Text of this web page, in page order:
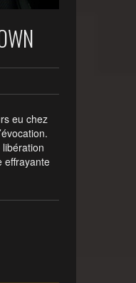
eu chez
libération
effrayante